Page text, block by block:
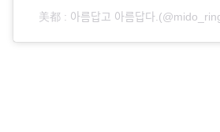
美都 : 아름답고